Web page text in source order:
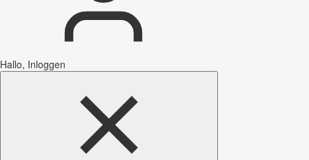
Hallo, Inloggen